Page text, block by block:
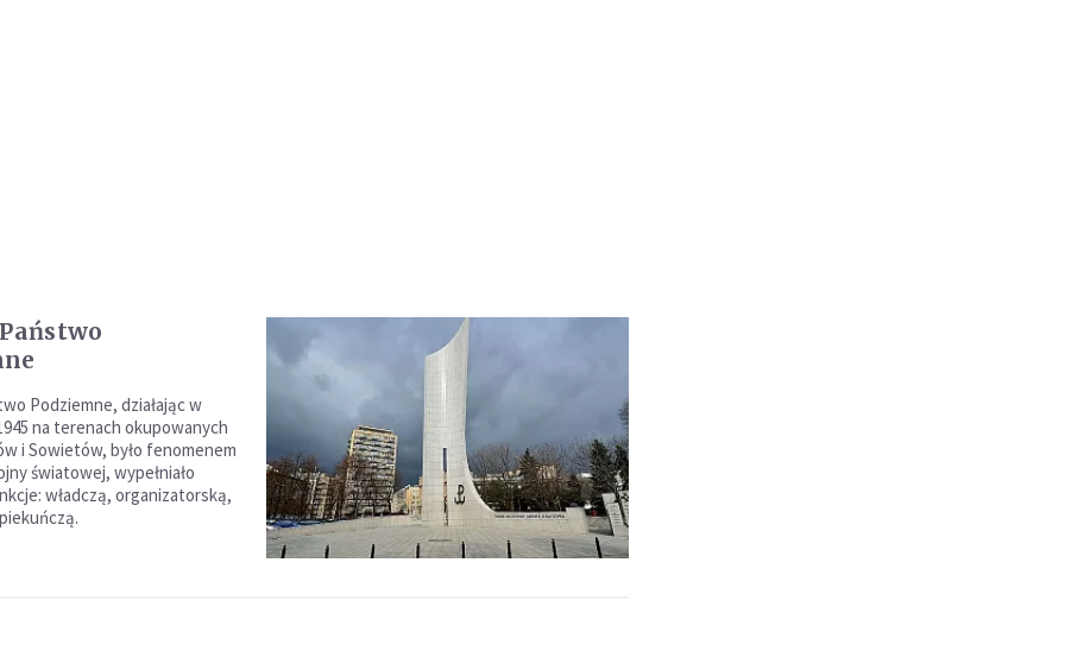
Podziemne, działając w
na terenach okupowanych
i Sowietów, było fenomenem
światowej, wypełniało
władczą, organizatorską,